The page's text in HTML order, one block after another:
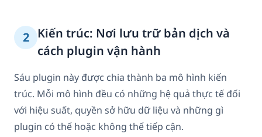
2 Kiến trúc: Nơi lưu trữ bản dịch và
cách plugin vận hành
Sáu plugin này được chia thành ba mô hình kiến
trúc. Mỗi mô hình đều có những hệ quả thực tế đối
với hiệu suất, quyền sở hữu dữ liệu và những gì
plugin có thể hoặc không thể tiếp cận.